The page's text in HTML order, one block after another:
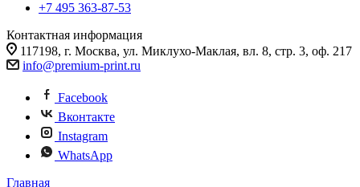
+7 495 363-87-53
Контактная информация
117198, г. Москва, ул. Миклухо-Маклая, вл. 8, стр. 3, оф. 217
info@premium-print.ru
Facebook
Вконтакте
Instagram
WhatsApp
Главная